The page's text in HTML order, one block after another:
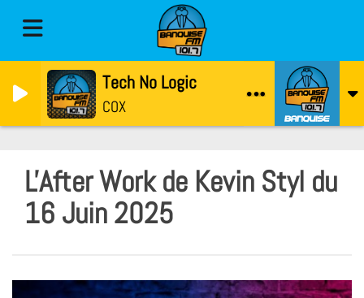
Tech No Logic
COX
L'After Work de Kevin Styl du
16 Juin 2025